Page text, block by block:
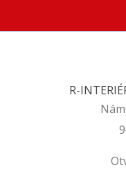
R-